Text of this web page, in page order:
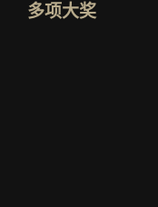
多项大奖